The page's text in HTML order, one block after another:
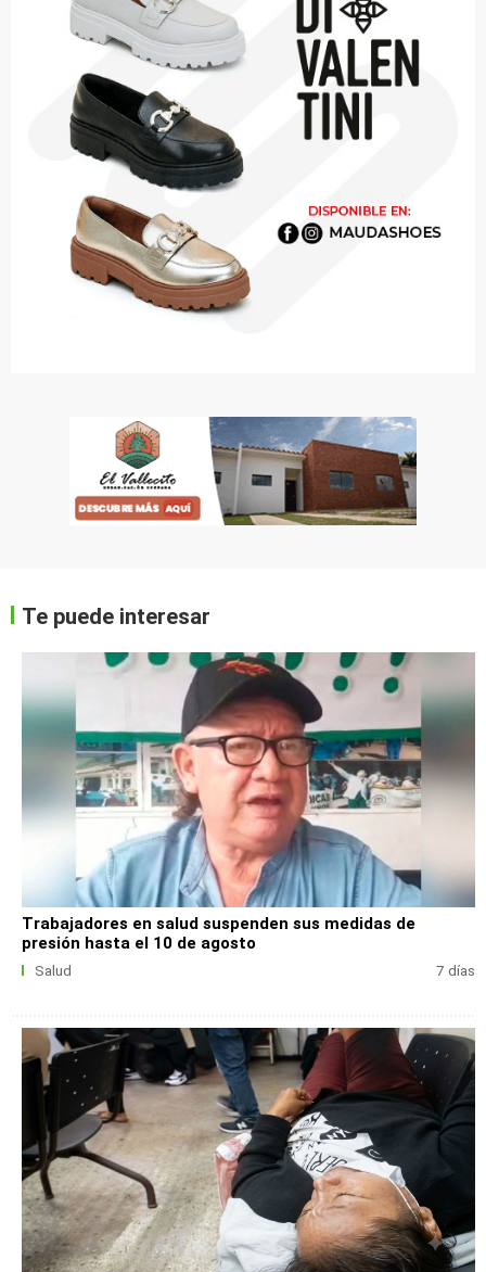
Te puede interesar
Trabajadores en salud suspenden sus medidas de
presión hasta el 10 de agosto
Salud 7 días